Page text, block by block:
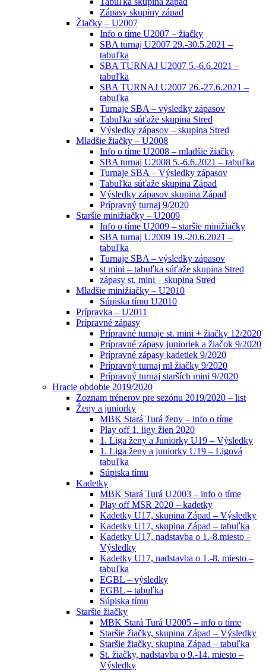
Zápasy skupiny západ
Žiačky – U2007
Info o tíme U2007 – žiačky
SBA turnaj U2007 29.-30.5.2021 –
tabuľka
SBA TURNAJ U2007 5.-6.6.2021 –
tabuľka
SBA TURNAJ U2007 26.-27.6.2021 –
tabuľka
Turnaje SBA – výsledky zápasov
Tabuľka súťaže skupina Stred
Výsledky zápasov – skupina Stred
Mladšie žiačky – U2008
Info o tíme U2008 – mladšie žiačky
SBA turnaj U2008 5.-6.6.2021 – tabuľka
Turnaje SBA – Výsledky zápasov
Tabuľka súťaže skupina Západ
Výsledky zápasov skupina Západ
Prípravný turnaj 9/2020
Staršie minižiačky – U2009
Info o tíme U2009 – staršie minižiačky
SBA turnaj U2009 19.-20.6.2021 –
tabuľka
Turnaje SBA – výsledky zápasov
st mini – tabuľka súťaže skupina Stred
zápasy st. mini – skupina Stred
Mladšie minižiačky – U2010
Súpiska tímu U2010
Prípravka – U2011
Prípravné zápasy
Prípravné turnaje st. mini + žiačky 12/2020
Prípravné zápasy junioriek a žiačok 9/2020
Prípravné zápasy kadetiek 9/2020
Prípravný turnaj ml žiačky 9/2020
Prípravný turnaj starších mini 9/2020
Hracie obdobie 2019/2020
Zoznam trénerov pre sezónu 2019/2020 – list
Ženy a juniorky
MBK Stará Turá ženy – info o tíme
Play off 1. ligy žien 2020
1. Liga ženy a Juniorky U19 – Výsledky
1. Liga ženy a juniorky U19 – Ligová
tabuľka
Súpiska tímu
Kadetky
MBK Stará Turá U2003 – info o tíme
Play off MSR 2020 – kadetky
Kadetky U17, skupina Západ – Výsledky
Kadetky U17, skupina Západ – tabuľka
Kadetky U17, nadstavba o 1.-8.miesto –
Výsledky
Kadetky U17, nadstavba o 1.-8. miesto –
tabuľka
EGBL – výsledky
EGBL – tabuľka
Súpiska tímu
Staršie žiačky
MBK Stará Turá U2005 – info o tíme
Staršie žiačky, skupina Západ – Výsledky
Staršie žiačky, skupina Západ – tabuľka
St. žiačky, nadstavba o 9.-14. miesto –
Výsledky